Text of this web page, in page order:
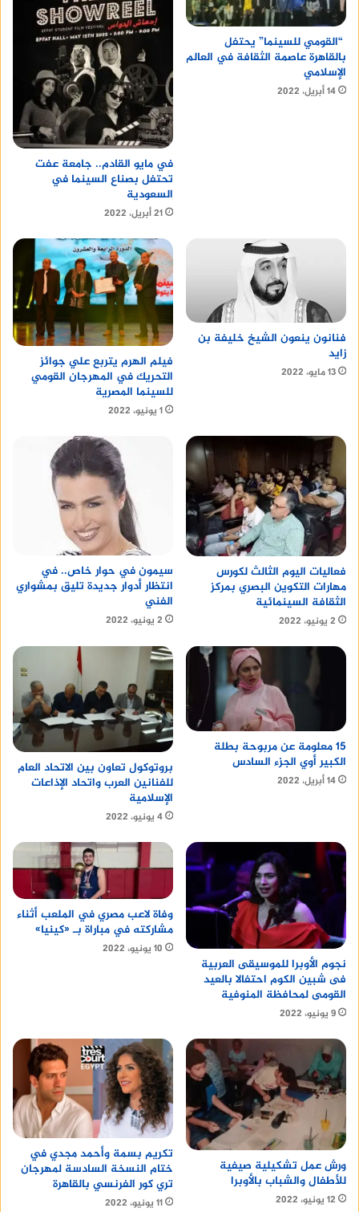
“القومي للسينما” يحتفل
بالقاهرة عاصمة الثقافة في العالم
الإسلامي
14 أبريل، 2022
في مايو القادم.. جامعة عفت
تحتفل بصناع السينما في
السعودية
21 أبريل، 2022
فنانون ينعون الشيخ خليفة بن
زايد
13 مايو، 2022
فيلم الهرم يتربع علي جوائز
التحريك في المهرجان القومي
للسينما المصرية
1 يونيو، 2022
فعاليات اليوم الثالث لكورس
مهارات التكوين البصري بمركز
الثقافة السينمائية
2 يونيو، 2022
سيمون في حوار خاص.. في
انتظار أدوار جديدة تليق بمشواري
الفني
2 يونيو، 2022
15 معلومة عن مربوحة بطلة
الكبير أوي الجزء السادس
14 أبريل، 2022
بروتوكول تعاون بين الاتحاد العام
للفنانين العرب واتحاد الإذاعات
الإسلامية
4 يونيو، 2022
نجوم الأوبرا للموسيقى العربية
فى شبين الكوم احتفالا بالعيد
القومى لمحافظة المنوفية
9 يونيو، 2022
وفاة لاعب مصري في الملعب أثناء
مشاركته في مباراة بـ «كينيا»
10 يونيو، 2022
ورش عمل تشكيلية صيفية
للأطفال والشباب بالأوبرا
12 يونيو، 2022
تكريم بسمة وأحمد مجدي في
ختام النسخة السادسة لمهرجان
تري كور الفرنسي بالقاهرة
11 يونيو، 2022